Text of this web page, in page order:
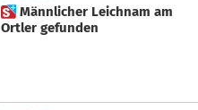
 Männlicher Leichnam am
Ortler gefunden